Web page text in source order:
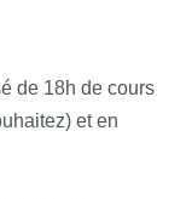
de 18h de cours
et en